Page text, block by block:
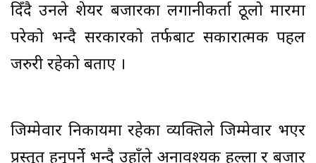
दिँदै उनले शेयर बजारका लगानीकर्ता ठूलो मारमा
परेको भन्दै सरकारको तर्फबाट सकारात्मक पहल
जरुरी रहेको बताए ।
जिम्मेवार निकायमा रहेका व्यक्तिले जिम्मेवार भएर
प्रस्तुत हुनुपर्ने भन्दै उहाँले अनावश्यक हल्ला र बजार